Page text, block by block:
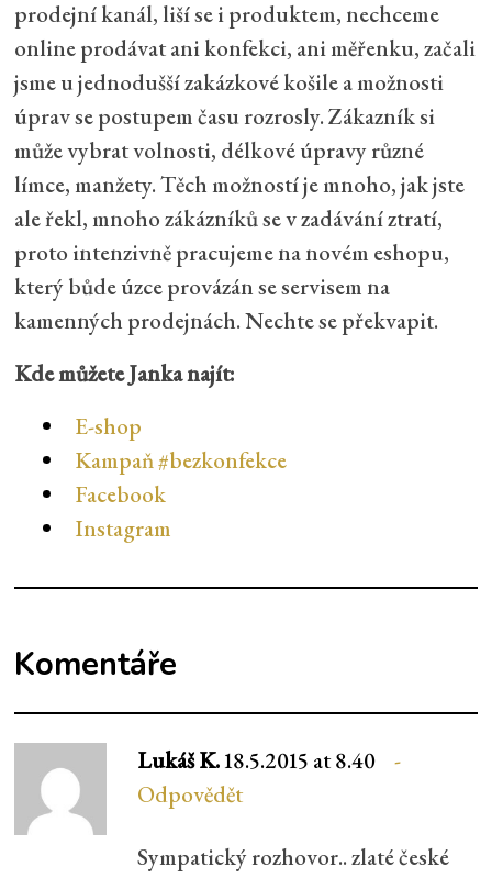
prodejní kanál, liší se i produktem, nechceme
online prodávat ani konfekci, ani měřenku, začali
jsme u jednodušší zakázkové košile a možnosti
úprav se postupem času rozrosly. Zákazník si
může vybrat volnosti, délkové úpravy různé
límce, manžety. Těch možností je mnoho, jak jste
ale řekl, mnoho zákázníků se v zadávání ztratí,
proto intenzivně pracujeme na novém eshopu,
který bůde úzce provázán se servisem na
kamenných prodejnách. Nechte se překvapit.
Kde můžete Janka najít:
E-shop
Kampaň #bezkonfekce
Facebook
Instagram
Komentáře
Lukáš K.18.5.2015 at 8.40
Odpovědět
Sympatický rozhovor.. zlaté české